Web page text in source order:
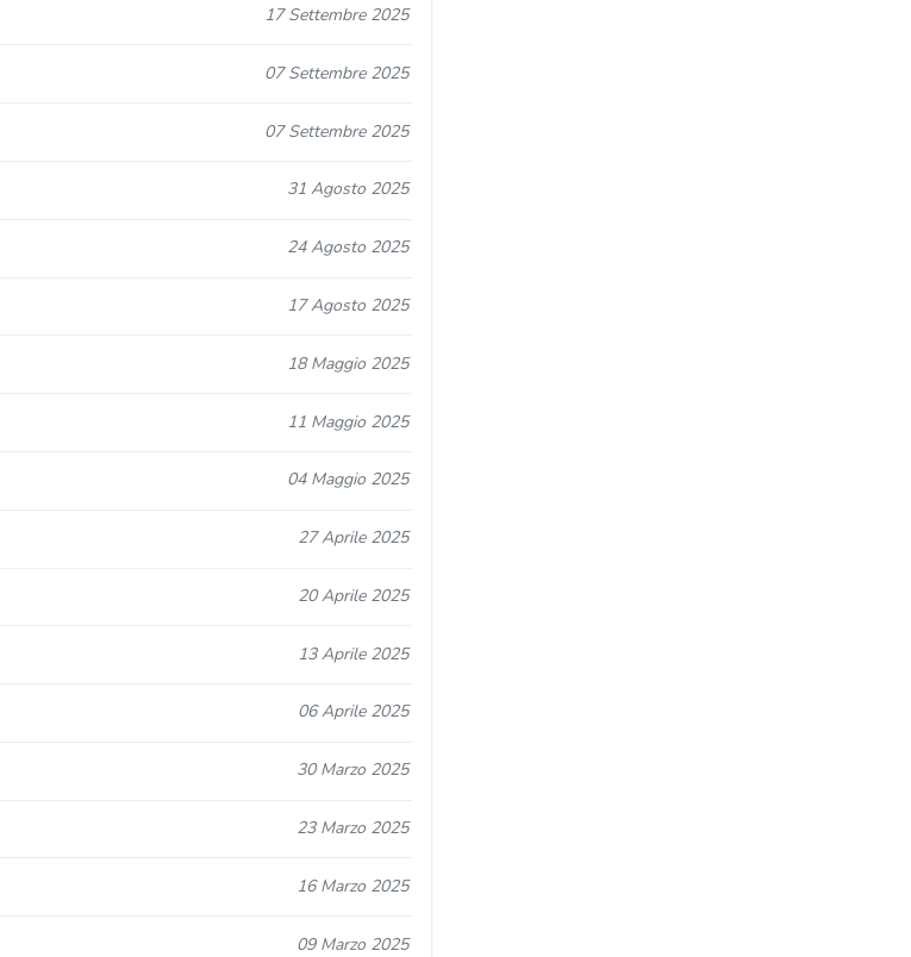
17 Settembre 2025
07 Settembre 2025
07 Settembre 2025
31 Agosto 2025
24 Agosto 2025
17 Agosto 2025
18 Maggio 2025
11 Maggio 2025
04 Maggio 2025
27 Aprile 2025
20 Aprile 2025
13 Aprile 2025
06 Aprile 2025
30 Marzo 2025
23 Marzo 2025
16 Marzo 2025
09 Marzo 2025